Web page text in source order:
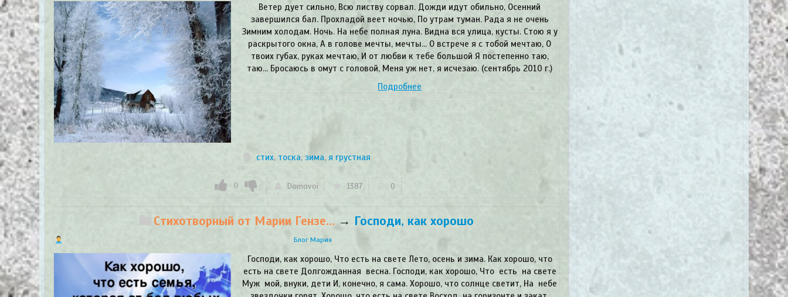
Ветер дует сильно, Всю листву сорвал. Дожди идут обильно, Осенний
завершился бал. Прохладой веет ночью, По утрам туман. Рада я не очень
Зимним холодам. Ночь. На небе полная луна. Видна вся улица, кусты. Стою я у
раскрытого окна, А в голове мечты, мечты… О встрече я с тобой мечтаю, О
твоих губах, руках мечтаю, И от любви к тебе большой Я постепенно таю,
таю… Бросаюсь в омут с головой, Меня уж нет, я исчезаю. (сентябрь 2010 г.)
Подробнее
стих, тоска, зима, я грустная
0 Domovoi 1387 0
Стихотворный от Марии Гензе...→ Господи, как хорошо
Блог Мария
Господи, как хорошо, Что есть на свете Лето, осень и зима. Как хорошо, что
есть на свете Долгожданная весна. Господи, как хорошо, Что есть на свете
Муж мой, внуки, дети И, конечно, я сама. Хорошо, что солнце светит, На небе